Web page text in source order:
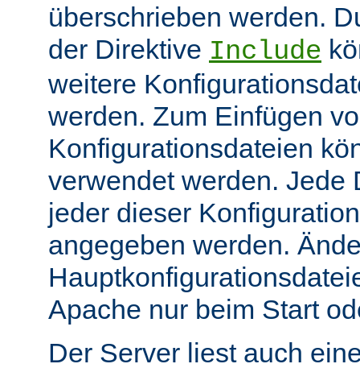
überschrieben werden.
der Direktive Include
weitere
werden. Zum Einfügen
Konfigurationsdateien
verwendet werden. Jede
jeder dieser
angegeben werden.
Apache nur beim Start
Der Server liest auch